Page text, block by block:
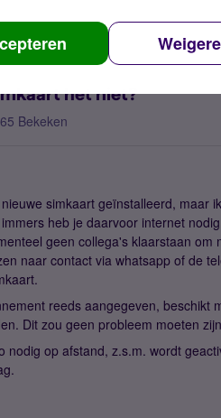
het niet?
Bekeken
simkaart geïnstalleerd, maar
heb je daarvoor internet
geen collega's klaarstaan om
naar contact via whatsapp of de
reeds aangegeven, beschikt
Dit zou geen probleem moeten
nodig op afstand, z.s.m. wordt